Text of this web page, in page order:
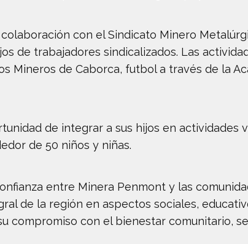
con el Sindicato Minero
de trabajadores sindicalizados. Las
Mineros de Caborca, futbol a través de la
de integrar a sus hijos en actividades
de 50 niños y niñas.
entre Minera Penmont y las
de la región en aspectos sociales,
compromiso con el bienestar comunitario,